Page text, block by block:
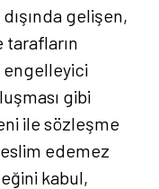
gelişen,
engelleyici
gibi
ile sözleşme
edemez
kabul,